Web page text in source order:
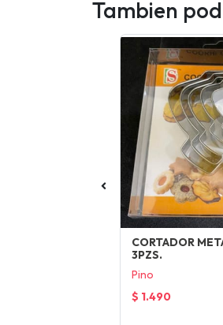
Tambien
CORTADOR
3PZS.
Pino
$ 1.490